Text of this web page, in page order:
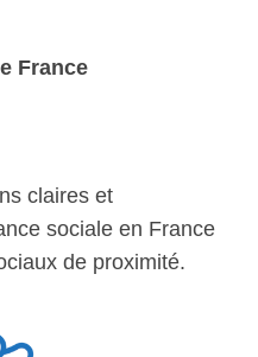
France
claires et
sociale en France
de proximité.